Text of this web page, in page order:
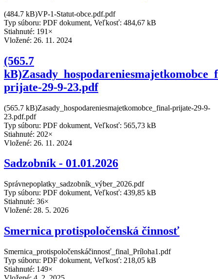
(484.7 kB)VP-1-Statut-obce.pdf.pdf
Typ súboru: PDF dokument, Veľkosť: 484,67 kB
Stiahnuté: 191×
Vložené: 26. 11. 2024
(565.7
prijate-29-9-23.pdf
(565.7 kB)Zasady_hospodareniesmajetkomobce_final-prijate-29-9-
23.pdf.pdf
Typ súboru: PDF dokument, Veľkosť: 565,73 kB
Stiahnuté: 202×
Vložené: 26. 11. 2024
Sadzobník - 01.01.2026
Správnepoplatky_sadzobník_výber_2026.pdf
Typ súboru: PDF dokument, Veľkosť: 439,85 kB
Stiahnuté: 36×
Vložené: 28. 5. 2026
Smernica protispoločenská činnosť
Smernica_protispoločenskáčinnosť_final_Príloha1.pdf
Typ súboru: PDF dokument, Veľkosť: 218,05 kB
Stiahnuté: 149×